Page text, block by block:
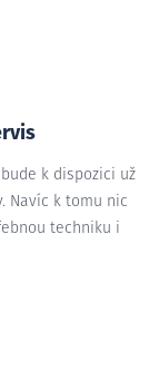
k dispozici už
Navíc k tomu nic
techniku i